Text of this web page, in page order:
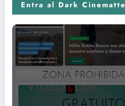
Entra al Dark Cinematte